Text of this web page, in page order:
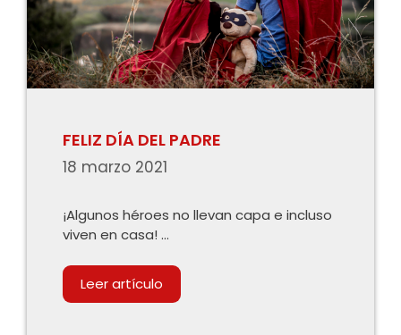
FELIZ DÍA DEL PADRE
18 marzo 2021
¡Algunos héroes no llevan capa e incluso
viven en casa! …
Leer artículo